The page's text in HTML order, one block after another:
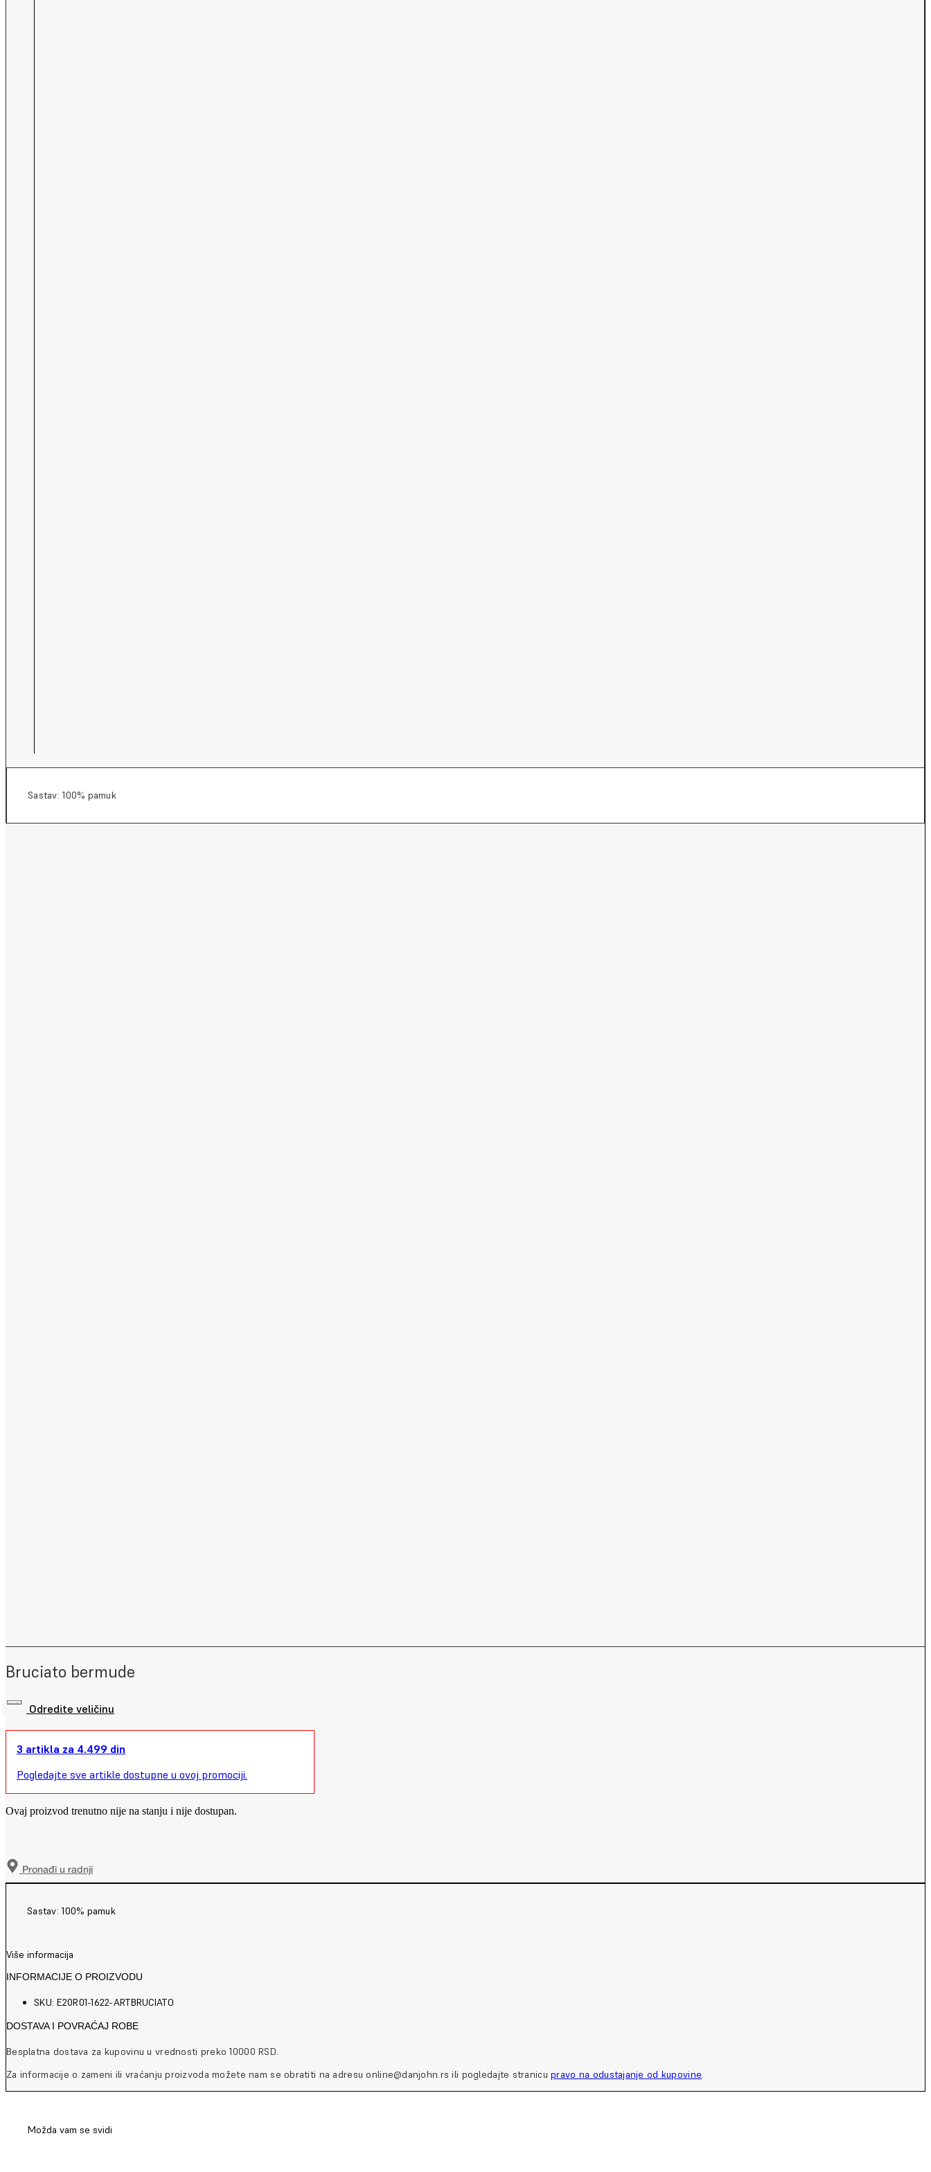
Sastav: 100% pamuk
Bruciato bermude
Odredite veličinu
3 artikla za 4.499 din
Pogledajte sve artikle dostupne u ovoj promociji.
Ovaj proizvod trenutno nije na stanju i nije dostupan.
Pronađi u radnji
Sastav: 100% pamuk
Više informacija
INFORMACIJE O PROIZVODU
SKU: E20R01-1622-ARTBRUCIATO
DOSTAVA I POVRAĆAJ ROBE
Besplatna dostava za kupovinu u vrednosti preko 10000 RSD.
Za informacije o zameni ili vraćanju proizvoda možete nam se obratiti na adresu online@danjohn.rs ili pogledajte stranicupravo na odustajanje od kupovine.
Možda vam se svidi